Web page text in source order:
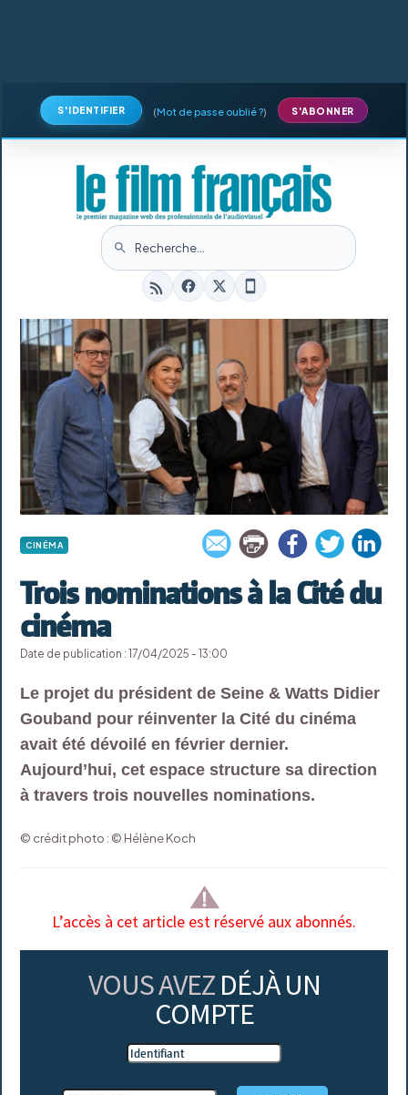
S'IDENTIFIER (Mot de passe oublié ?) S'ABONNER
CINÉMA
Trois nominations à la Cité du
cinéma
Date de publication : 17/04/2025 - 13:00
Le projet du président de Seine & Watts Didier
Gouband pour réinventer la Cité du cinéma
avait été dévoilé en février dernier.
Aujourd’hui, cet espace structure sa direction
à travers trois nouvelles nominations.
© crédit photo : © Hélène Koch
L’accès à cet article est réservé aux abonnés.
VOUS AVEZ DÉJÀ UN
COMPTE